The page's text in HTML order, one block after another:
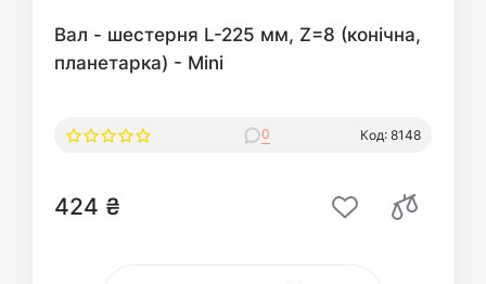
Вал - шестерня L-225 мм, Z=8 (конічна,
планетарка) - Mini
0 Код: 8148
424 ₴